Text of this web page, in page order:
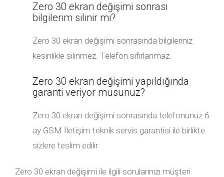
Zero 30 ekran değişimi sonrası
bilgilerim silinir mi?
Zero 30 ekran değişimi sonrasında bilgileriniz
kesinlikle silinmez. Telefon sıfırlanmaz.
Zero 30 ekran değişimi yapıldığında
garanti veriyor musunuz?
Zero 30 ekran değişimi sonrasında telefonunuz 6
ay GSM İletişim teknik servis garantisi ile birlikte
sizlere teslim edilir.
Zero 30 ekran değişimi ile ilgili sorularınızı müşteri